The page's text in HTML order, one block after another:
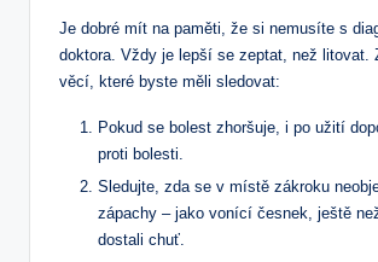
Je dobré mít na paměti, že si nemusíte s
doktora. Vždy je ⁣lepší se zeptat, než litovat.
věcí, které byste měli sledovat:
Pokud se bolest ⁣zhoršuje, i po užití
proti bolesti.
Sledujte, zda se v místě zákroku‌
zápachy – jako vonící česnek, ještě
dostali chuť.